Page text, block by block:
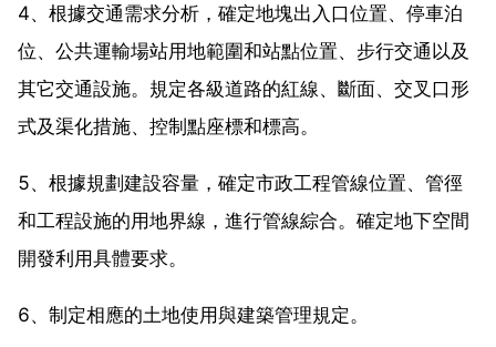
4、根據交通需求分析，確定地塊出入口位置、停車泊
位、公共運輸場站用地範圍和站點位置、步行交通以及
其它交通設施。規定各級道路的紅線、斷面、交叉口形
式及渠化措施、控制點座標和標高。
5、根據規劃建設容量，確定市政工程管線位置、管徑
和工程設施的用地界線，進行管線綜合。確定地下空間
開發利用具體要求。
6、制定相應的土地使用與建築管理規定。